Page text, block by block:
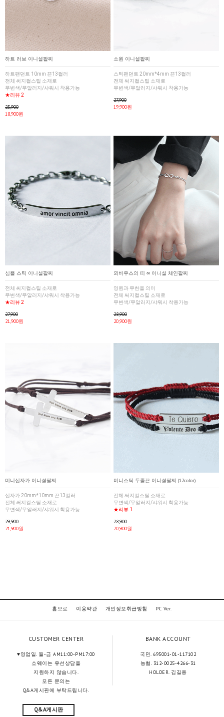
하트 러브 이니셜팔찌
하트팬던트 10mm 끈13컬러
전체 써지컬스틸 소재로
무변색/무알러지/샤워시 착용가능
★리뷰 2
25,900
18,900원
소원 이니셜팔찌
스틱팬던트 20mm*4mm 끈13컬러
전체 써지컬스틸 소재로
무변색/무알러지/샤워시 착용가능
27,900
19,900원
심플 스틱 이니셜팔찌
전체 써지컬스틸 소재로
무변색/무알러지/샤워시 착용가능
★리뷰 2
27,900
21,900원
뫼비우스의 띠 ∞ 이니셜 체인팔찌
영원과 무한을 의미
전체 써지컬스틸 소재로
무변색/무알러지/샤워시 착용가능
28,900
20,900원
미니십자가 이니셜팔찌
십자가 20mm*10mm 끈13컬러
전체 써지컬스틸 소재로
무변색/무알러지/샤워시 착용가능
29,900
21,900원
미니스틱 두줄끈 이니셜팔찌 (12color)
전체 써지컬스틸 소재로
무변색/무알러지/샤워시 착용가능
★리뷰 1
28,900
20,900원
홈으로 이용약관 개인정보취급방침 PC Ver.
CUSTOMER CENTER
♥영업일. 월-금 AM11:00-PM17:00
쇼웨이는 유선상담을
지원하지 않습니다.
모든 문의는
Q&A게시판에 부탁드립니다.
Q&A게시판
BANK ACCOUNT
국민. 695001-01-117102
농협. 312-0025-4266-31
HOLDER. 김길용